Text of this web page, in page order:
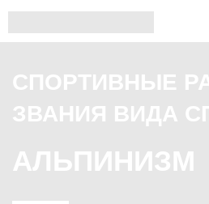
СПОРТИВНЫЕ
ЗВАНИЯ ВИДА
АЛЬПИНИЗМ